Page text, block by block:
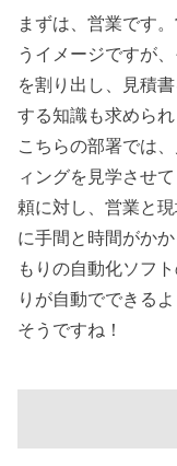
まずは、営業です
うイメージですが
を割り出し、見積
する知識も求められ
こちらの部署では
ィングを見学させ
頼に対し、営業と
に手間と時間がか
もりの自動化ソフ
りが自動でできる
そうですね！